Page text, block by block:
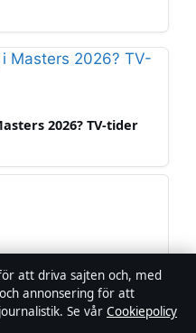
2026? TV-tider
att driva sajten och, med
annonsering för att
Se vår Cookiepolicy